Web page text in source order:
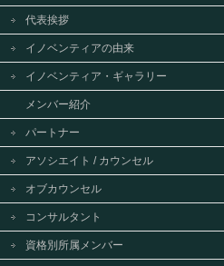
代表挨拶
イノベンティアの由来
イノベンティア・ギャラリー
メンバー紹介
パートナー
アソシエイト / カウンセル
オブカウンセル
コンサルタント
資格別所属メンバー